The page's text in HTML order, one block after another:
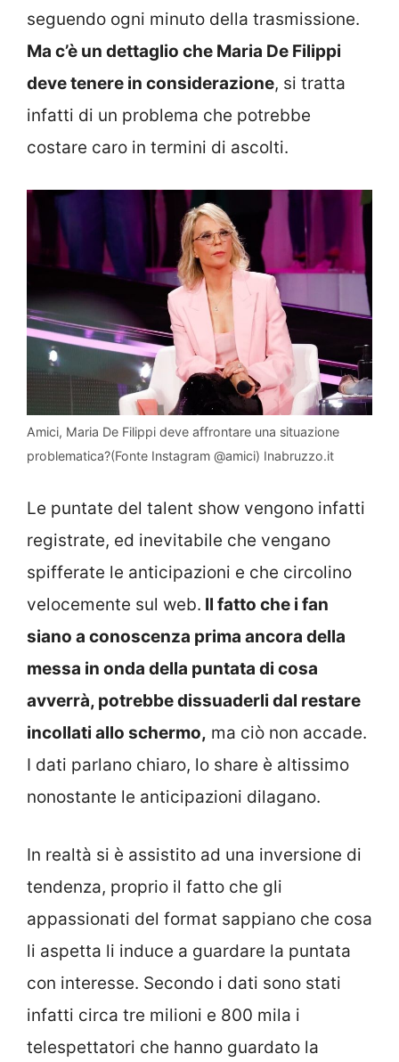
seguendo ogni minuto della trasmissione.
Ma c’è un dettaglio che Maria De Filippi
deve tenere in considerazione, si tratta
infatti di un problema che potrebbe
costare caro in termini di ascolti.
Amici, Maria De Filippi deve affrontare una situazione
problematica?(Fonte Instagram @amici) Inabruzzo.it
Le puntate del talent show vengono infatti
registrate, ed inevitabile che vengano
spifferate le anticipazioni e che circolino
velocemente sul web. Il fatto che i fan
siano a conoscenza prima ancora della
messa in onda della puntata di cosa
avverrà, potrebbe dissuaderli dal restare
incollati allo schermo, ma ciò non accade.
I dati parlano chiaro, lo share è altissimo
nonostante le anticipazioni dilagano.
In realtà si è assistito ad una inversione di
tendenza, proprio il fatto che gli
appassionati del format sappiano che cosa
li aspetta li induce a guardare la puntata
con interesse. Secondo i dati sono stati
infatti circa tre milioni e 800 mila i
telespettatori che hanno guardato la